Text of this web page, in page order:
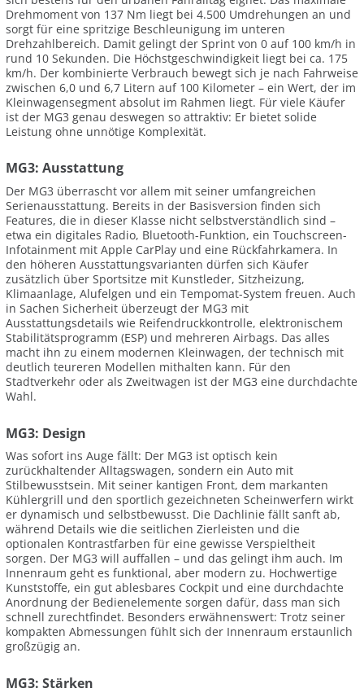
Drehmoment von 137 Nm liegt bei 4.500 Umdrehungen an und
sorgt für eine spritzige Beschleunigung im unteren
Drehzahlbereich. Damit gelingt der Sprint von 0 auf 100 km/h in
rund 10 Sekunden. Die Höchstgeschwindigkeit liegt bei ca. 175
km/h. Der kombinierte Verbrauch bewegt sich je nach Fahrweise
zwischen 6,0 und 6,7 Litern auf 100 Kilometer – ein Wert, der im
Kleinwagensegment absolut im Rahmen liegt. Für viele Käufer
ist der MG3 genau deswegen so attraktiv: Er bietet solide
Leistung ohne unnötige Komplexität.
MG3: Ausstattung
Der MG3 überrascht vor allem mit seiner umfangreichen
Serienausstattung. Bereits in der Basisversion finden sich
Features, die in dieser Klasse nicht selbstverständlich sind –
etwa ein digitales Radio, Bluetooth-Funktion, ein Touchscreen-
Infotainment mit Apple CarPlay und eine Rückfahrkamera. In
den höheren Ausstattungsvarianten dürfen sich Käufer
zusätzlich über Sportsitze mit Kunstleder, Sitzheizung,
Klimaanlage, Alufelgen und ein Tempomat-System freuen. Auch
in Sachen Sicherheit überzeugt der MG3 mit
Ausstattungsdetails wie Reifendruckkontrolle, elektronischem
Stabilitätsprogramm (ESP) und mehreren Airbags. Das alles
macht ihn zu einem modernen Kleinwagen, der technisch mit
deutlich teureren Modellen mithalten kann. Für den
Stadtverkehr oder als Zweitwagen ist der MG3 eine durchdachte
Wahl.
MG3: Design
Was sofort ins Auge fällt: Der MG3 ist optisch kein
zurückhaltender Alltagswagen, sondern ein Auto mit
Stilbewusstsein. Mit seiner kantigen Front, dem markanten
Kühlergrill und den sportlich gezeichneten Scheinwerfern wirkt
er dynamisch und selbstbewusst. Die Dachlinie fällt sanft ab,
während Details wie die seitlichen Zierleisten und die
optionalen Kontrastfarben für eine gewisse Verspieltheit
sorgen. Der MG3 will auffallen – und das gelingt ihm auch. Im
Innenraum geht es funktional, aber modern zu. Hochwertige
Kunststoffe, ein gut ablesbares Cockpit und eine durchdachte
Anordnung der Bedienelemente sorgen dafür, dass man sich
schnell zurechtfindet. Besonders erwähnenswert: Trotz seiner
kompakten Abmessungen fühlt sich der Innenraum erstaunlich
großzügig an.
MG3: Stärken